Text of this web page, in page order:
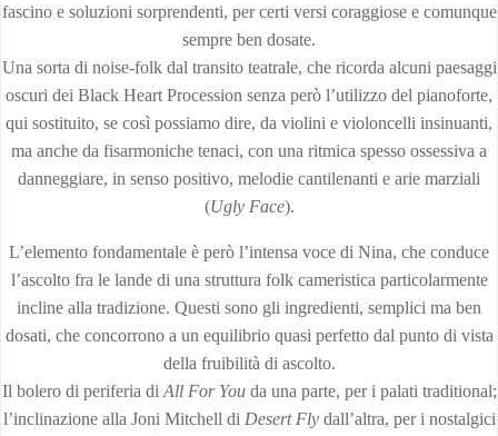
fascino e soluzioni sorprendenti, per certi versi coraggiose e comunque
sempre ben dosate.
Una sorta di noise-folk dal transito teatrale, che ricorda alcuni paesaggi
oscuri dei Black Heart Procession senza però l’utilizzo del pianoforte,
qui sostituito, se così possiamo dire, da violini e violoncelli insinuanti,
ma anche da fisarmoniche tenaci, con una ritmica spesso ossessiva a
danneggiare, in senso positivo, melodie cantilenanti e arie marziali
(Ugly Face).
L’elemento fondamentale è però l’intensa voce di Nina, che conduce
l’ascolto fra le lande di una struttura folk cameristica particolarmente
incline alla tradizione. Questi sono gli ingredienti, semplici ma ben
dosati, che concorrono a un equilibrio quasi perfetto dal punto di vista
della fruibilità di ascolto.
Il bolero di periferia di All For Youda una parte, per i palati traditional;
l’inclinazione alla Joni Mitchell di Desert Flydall’altra, per i nostalgici